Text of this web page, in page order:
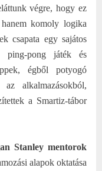
végre, hogy ez
komoly logika
csapata egy sajátos
ping-pong játék és
égből potyogó
alkalmazásokból,
a Smartiz-tábor
Stanley mentorok
alapok oktatása